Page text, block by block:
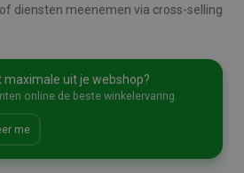
diensten meenemen via cross-selling
maximale uit je webshop?
online de beste winkelervaring.
me